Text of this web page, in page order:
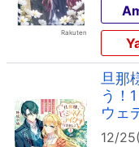
旦那
う！
ウェ
12/